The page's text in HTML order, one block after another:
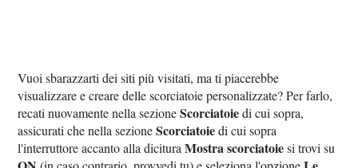
Vuoi sbarazzarti dei siti più visitati, ma ti piacerebbe
visualizzare e creare delle scorciatoie personalizzate? Per farlo,
recati nuovamente nella sezioneScorciatoiedi cui sopra,
assicurati che nella sezioneScorciatoiedi cui sopra
l'interruttore accanto alla dicituraMostra scorciatoiesi trovi su